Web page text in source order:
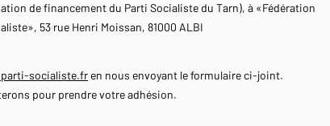
de financement du Parti Socialiste du Tarn), à «Fédération
53 rue Henri Moissan, 81000 ALBI
socialiste.fr en nous envoyant le formulaire ci-joint.
pour prendre votre adhésion.